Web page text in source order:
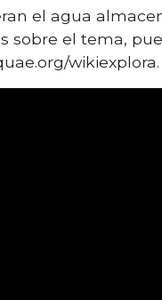
el agua
sobre el tema,
wikiexplora.